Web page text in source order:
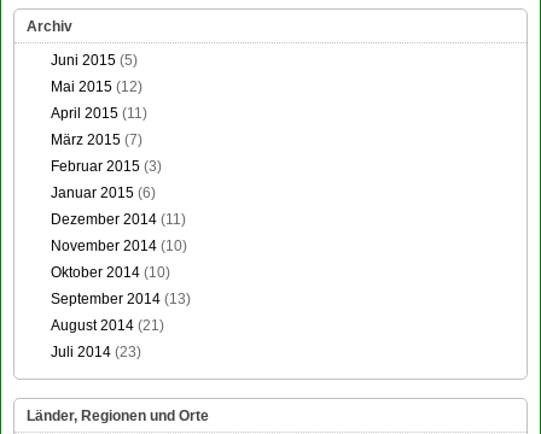
Archiv
Juni 2015 (5)
Mai 2015 (12)
April 2015 (11)
März 2015 (7)
Februar 2015 (3)
Januar 2015 (6)
Dezember 2014 (11)
November 2014 (10)
Oktober 2014 (10)
September 2014 (13)
August 2014 (21)
Juli 2014 (23)
Länder, Regionen und Orte